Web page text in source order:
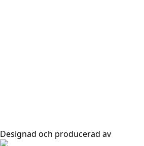
Designad och producerad av